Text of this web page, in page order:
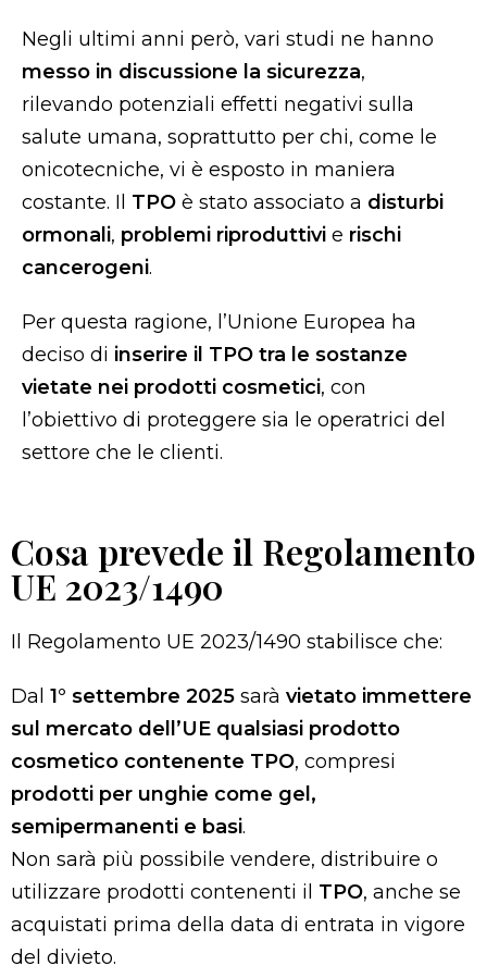
Negli ultimi anni però, vari studi ne hanno
messo in discussione la sicurezza,
rilevando potenziali effetti negativi sulla
salute umana, soprattutto per chi, come le
onicotecniche, vi è esposto in maniera
costante. Il TPO è stato associato a disturbi
ormonali, problemi riproduttivi e rischi
cancerogeni.
Per questa ragione, l’Unione Europea ha
deciso di inserire il TPO tra le sostanze
vietate nei prodotti cosmetici, con
l’obiettivo di proteggere sia le operatrici del
settore che le clienti.
Cosa prevede il Regolamento
UE 2023/1490
Il Regolamento UE 2023/1490 stabilisce che:
Dal 1° settembre 2025 sarà vietato immettere
sul mercato dell’UE qualsiasi prodotto
cosmetico contenente TPO, compresi
prodotti per unghie come gel,
semipermanenti e basi.
Non sarà più possibile vendere, distribuire o
utilizzare prodotti contenenti il TPO, anche se
acquistati prima della data di entrata in vigore
del divieto.